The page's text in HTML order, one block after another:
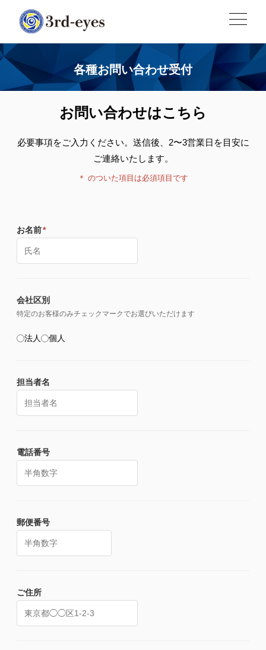
各種お問い合わせ受付
お問い合わせはこちら
必要事項をご入力ください。送信後、2〜3営業日を目安に
ご連絡いたします。
＊ のついた項目は必須項目です
お名前*
会社区別
特定のお客様のみチェックマークでお選びいただけます
法人 個人
担当者名
電話番号
郵便番号
ご住所